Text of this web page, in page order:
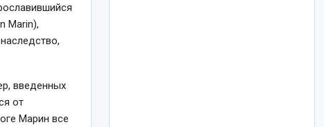
Marin),
введенных
от
Марин все